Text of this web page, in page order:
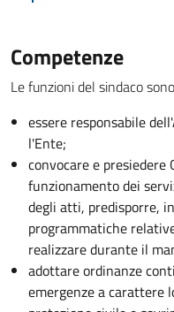
Competenze
Le funzioni del sindaco
essere responsabile
l'Ente;
convocare e
funzionamento dei
degli atti, predisporre,
programmatiche
realizzare durante il
adottare ordinanze
emergenze a carattere